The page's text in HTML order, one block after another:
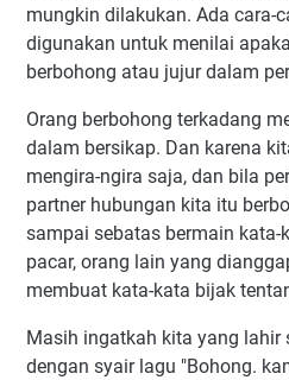
mungkin dilakukan. Ada cara-
digunakan untuk menilai
berbohong atau jujur dalam
Orang berbohong terkadang
dalam bersikap. Dan karena
mengira-ngira saja, dan bila
partner hubungan kita itu
sampai sebatas bermain
pacar, orang lain yang
membuat kata-kata bijak
Masih ingatkah kita yang lahir
dengan syair lagu "Bohong.